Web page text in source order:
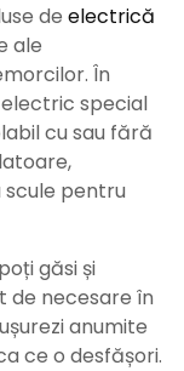
de electrică
ale
În
special
cu sau fără
scule pentru
găsi și
de necesare în
anumite
ce o desfășori.